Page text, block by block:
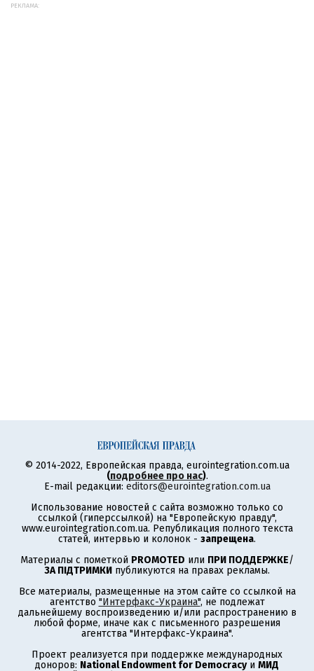
РЕКЛАМА:
© 2014-2022, Европейская правда, eurointegration.com.ua
(подробнее про нас).
E-mail редакции: editors@eurointegration.com.ua
Использование новостей с сайта возможно только со
ссылкой (гиперссылкой) на "Европейскую правду",
www.eurointegration.com.ua. Републикация полного текста
статей, интервью и колонок - запрещена.
Материалы с пометкой PROMOTED или ПРИ ПОДДЕРЖКЕ/
ЗА ПІДТРИМКИ публикуются на правах рекламы.
Все материалы, размещенные на этом сайте со ссылкой на
агентство "Интерфакс-Украина", не подлежат
дальнейшему воспроизведению и/или распространению в
любой форме, иначе как с письменного разрешения
агентства "Интерфакс-Украина".
Проект реализуется при поддержке международных
доноров: National Endowment for Democracyи МИД